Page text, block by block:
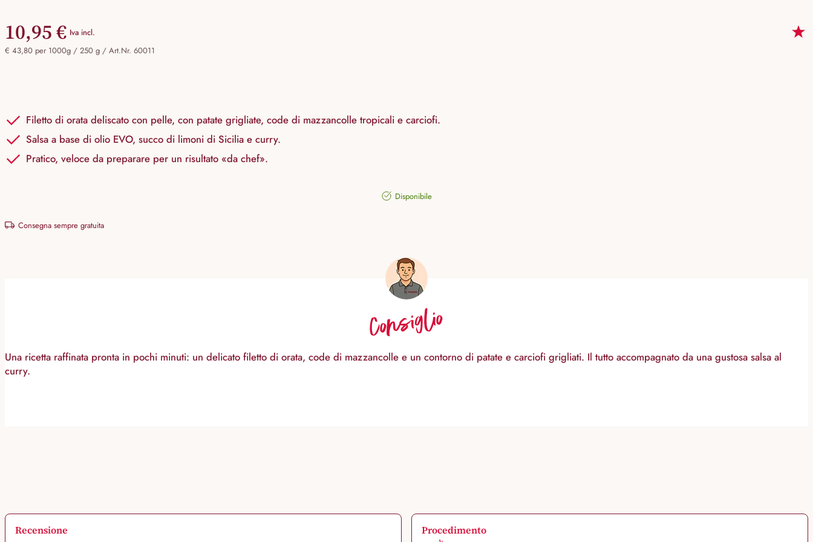
10,95 € Iva incl.
€ 43,80 per 1000g / 250 g / Art.Nr. 60011
Filetto di orata deliscato con pelle, con patate grigliate, code di mazzancolle tropicali e carciofi.
Salsa a base di olio EVO, succo di limoni di Sicilia e curry.
Pratico, veloce da preparare per un risultato «da chef».
Disponibile
Consegna sempre gratuita
Consiglio
Una ricetta raffinata pronta in pochi minuti: un delicato filetto di orata, code di mazzancolle e un contorno di patate e carciofi grigliati. Il tutto accompagnato da una gustosa salsa al
curry.
Recensione Procedimento